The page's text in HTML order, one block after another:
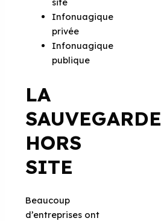
Infonuagique
privée
Infonuagique
publique
LA
SAUVEGARDE
HORS
SITE
Beaucoup
d’entreprises ont